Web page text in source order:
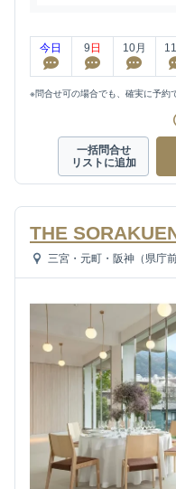
今日 9 日 10月 11
※問合せ可の場合でも、確実に予約
一括問合せ
リストに追加
THE
三宮・元町・阪神（県庁